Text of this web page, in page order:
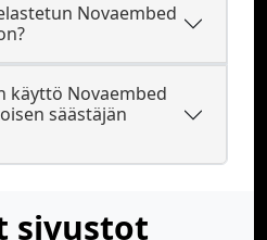
Novaembed
käyttö Novaembed
säästäjän
sivustot